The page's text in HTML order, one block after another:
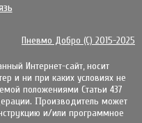
Пневмо Добро (С) 2015-2025
Интернет-сайт, носит
и ни при каких условиях не
положениями Статьи 437
Πpoизвoдитeль мoжeт
и/или пpoгpaммнoe